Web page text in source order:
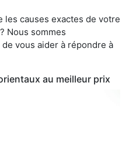
les causes exactes de votre
Nous sommes
vous aider à répondre à
au meilleur prix